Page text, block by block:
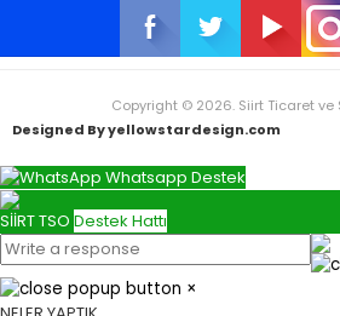
Copyright © 2026. Siirt Ticaret ve
Designed By yellowstardesign.com
Whatsapp Destek
SİİRT TSO Destek Hattı
×